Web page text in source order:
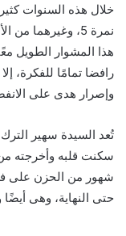
خلال هذه السنوات
نمرة 5، وغيرهما
هذا المشوار الطويل
رافضا تمامًا للفكرة،
وإصرار هدى على
تُعد السيدة سهير
سكنت قلبه وأخرجته من
شهور من الحزن على
حتى النهاية، وهى أيضًا